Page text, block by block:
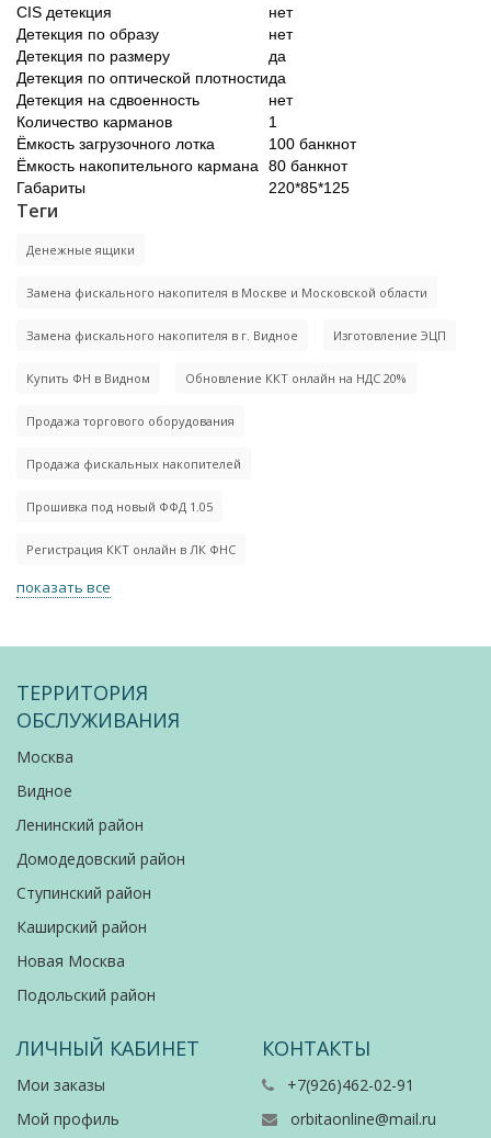
CIS детекция
нет
Детекция по образу
нет
Детекция по размеру
да
Детекция по оптической плотностида
Детекция на сдвоенность
нет
Количество карманов
1
Ёмкость загрузочного лотка
100 банкнот
Ёмкость накопительного кармана
80 банкнот
Габариты
220*85*125
Теги
Денежные ящики
Замена фискального накопителя в Москве и Московской области
Замена фискального накопителя в г. Видное Изготовление ЭЦП
Купить ФН в Видном Обновление ККТ онлайн на НДС 20%
Продажа торгового оборудования
Продажа фискальных накопителей
Прошивка под новый ФФД 1.05
Регистрация ККТ онлайн в ЛК ФНС
показать все
ТЕРРИТОРИЯ
ОБСЛУЖИВАНИЯ
Москва
Видное
Ленинский район
Домодедовский район
Ступинский район
Каширский район
Новая Москва
Подольский район
ЛИЧНЫЙ КАБИНЕТ
Мои заказы
Мой профиль
КОНТАКТЫ
+7(926)462-02-91
orbitaonline@mail.ru